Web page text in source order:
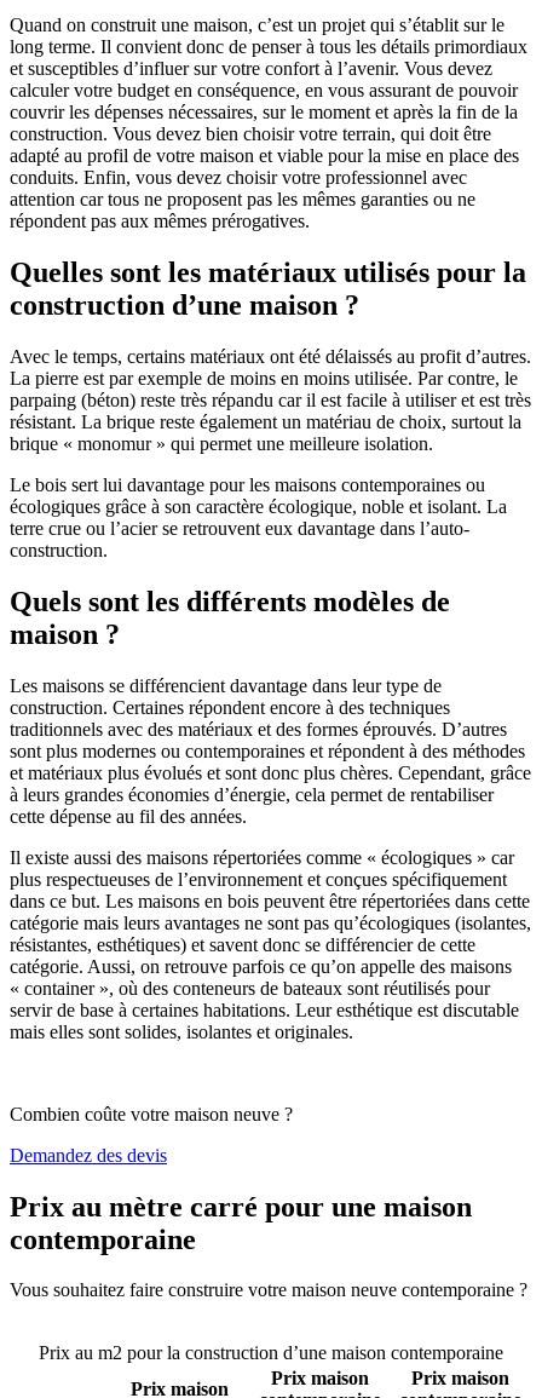
Quand on construit une maison, c’est un projet qui s’établit sur le
long terme. Il convient donc de penser à tous les détails primordiaux
et susceptibles d’influer sur votre confort à l’avenir. Vous devez
calculer votre budget en conséquence, en vous assurant de pouvoir
couvrir les dépenses nécessaires, sur le moment et après la fin de la
construction. Vous devez bien choisir votre terrain, qui doit être
adapté au profil de votre maison et viable pour la mise en place des
conduits. Enfin, vous devez choisir votre professionnel avec
attention car tous ne proposent pas les mêmes garanties ou ne
répondent pas aux mêmes prérogatives.
Quelles sont les matériaux utilisés pour la
construction d’une maison ?
Avec le temps, certains matériaux ont été délaissés au profit d’autres.
La pierre est par exemple de moins en moins utilisée. Par contre, le
parpaing (béton) reste très répandu car il est facile à utiliser et est très
résistant. La brique reste également un matériau de choix, surtout la
brique « monomur » qui permet une meilleure isolation.
Le bois sert lui davantage pour les maisons contemporaines ou
écologiques grâce à son caractère écologique, noble et isolant. La
terre crue ou l’acier se retrouvent eux davantage dans l’auto-
construction.
Quels sont les différents modèles de
maison ?
Les maisons se différencient davantage dans leur type de
construction. Certaines répondent encore à des techniques
traditionnels avec des matériaux et des formes éprouvés. D’autres
sont plus modernes ou contemporaines et répondent à des méthodes
et matériaux plus évolués et sont donc plus chères. Cependant, grâce
à leurs grandes économies d’énergie, cela permet de rentabiliser
cette dépense au fil des années.
Il existe aussi des maisons répertoriées comme « écologiques » car
plus respectueuses de l’environnement et conçues spécifiquement
dans ce but. Les maisons en bois peuvent être répertoriées dans cette
catégorie mais leurs avantages ne sont pas qu’écologiques (isolantes,
résistantes, esthétiques) et savent donc se différencier de cette
catégorie. Aussi, on retrouve parfois ce qu’on appelle des maisons
« container », où des conteneurs de bateaux sont réutilisés pour
servir de base à certaines habitations. Leur esthétique est discutable
mais elles sont solides, isolantes et originales.
Combien coûte votre maison neuve ?
Demandez des devis
Prix au mètre carré pour une maison
contemporaine
Vous souhaitez faire construire votre maison neuve contemporaine ?
Prix au m2 pour la construction d’une maison contemporaine
Prix maison
Prix maison
Prix maison